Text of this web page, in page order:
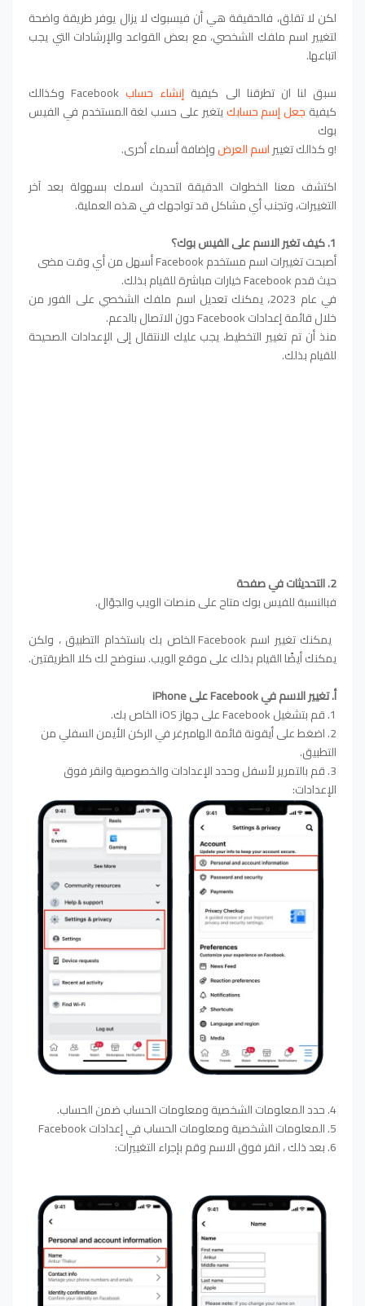
لكن لا تقلق، فالحقيقة هي أن فيسبوك لا يزال يوفر طريقة واضحة
لتغيير اسم ملفك الشخصي، مع بعض القواعد والإرشادات التي يجب
اتباعها.
سبق لنا ان تطرقنا الى كيفية إنشاء حساب
Facebook وكذالك
كيفية جعل إسم حسابكيتغير على حسب لغة المستخدم في الفيس
بوك
!و كذالك تغييراسم العرضوإضافة أسماء أخرى.
اكتشف معنا الخطوات الدقيقة لتحديث اسمك بسهولة بعد آخر
التغييرات، وتجنب أي مشاكل قد تواجهك في هذه العملية.
1. كيف تغير الاسم على الفيس بوك؟
أصبحت تغييرات اسم مستخدم Facebook أسهل من أي وقت مضى
حيث قدم Facebook خيارات مباشرة للقيام بذلك.
في عام 2023، يمكنك تعديل اسم ملفك الشخصي على الفور من
خلال قائمة إعدادات Facebook دون الاتصال بالدعم.
منذ أن تم تغيير التخطيط، يجب عليك الانتقال إلى الإعدادات الصحيحة
للقيام بذلك.
2. التحديثات في صفحة
فبالنسبة للفيس بوك متاح على منصات الويب والجوّال.
يمكنك تغيير اسم Facebook الخاص بك باستخدام التطبيق ، ولكن
يمكنك أيضًا القيام بذلك على موقع الويب. سنوضح لك كلا الطريقتين.
أ. تغيير الاسم في Facebook على iPhone
1. قم بتشغيل Facebook على جهاز iOS الخاص بك.
2. اضغط على أيقونة قائمة الهامبرغر في الركن الأيمن السفلي من
التطبيق.
3. قم بالتمرير لأسفل وحدد الإعدادات والخصوصية وانقر فوق
الإعدادات:
4. حدد المعلومات الشخصية ومعلومات الحساب ضمن الحساب.
5. المعلومات الشخصية ومعلومات الحساب في إعدادات Facebook
6. بعد ذلك ، انقر فوق الاسم وقم بإجراء التغييرات: